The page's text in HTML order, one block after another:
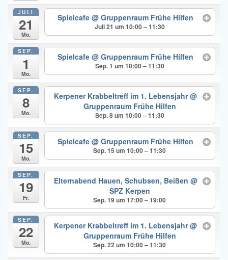
JULI
21
Mo.
Spielcafe@ Gruppenraum Frühe Hilfen
Juli 21 um 10:00 – 11:30
SEP.
1
Mo.
Spielcafe@ Gruppenraum Frühe Hilfen
Sep. 1 um 10:00 – 11:30
SEP.
8
Mo.
Kerpener Krabbeltreff im 1. Lebensjahr@
Gruppenraum Frühe Hilfen
Sep. 8 um 10:00 – 11:30
SEP.
15
Mo.
Spielcafe@ Gruppenraum Frühe Hilfen
Sep. 15 um 10:00 – 11:30
SEP.
19
Fr.
Elternabend Hauen, Schubsen, Beißen @
SPZ Kerpen
Sep. 19 um 17:00 – 19:00
SEP.
22
Mo.
Kerpener Krabbeltreff im 1. Lebensjahr@
Gruppenraum Frühe Hilfen
Sep. 22 um 10:00 – 11:30